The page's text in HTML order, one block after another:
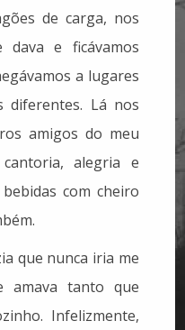
de carga, nos
e ficávamos
a lugares
diferentes. Lá nos
amigos do meu
alegria e
com cheiro
que nunca iria me
amava tanto que
Infelizmente,